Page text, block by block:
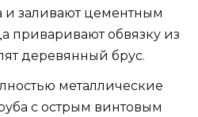
и заливают цементным
приваривают обвязку из
деревянный брус.
металлические
с острым винтовым